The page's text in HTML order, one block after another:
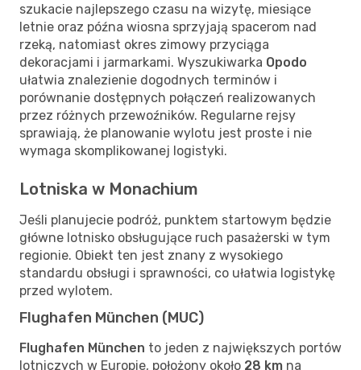
szukacie najlepszego czasu na wizytę, miesiące
letnie oraz późna wiosna sprzyjają spacerom nad
rzeką, natomiast okres zimowy przyciąga
dekoracjami i jarmarkami. Wyszukiwarka Opodo
ułatwia znalezienie dogodnych terminów i
porównanie dostępnych połączeń realizowanych
przez różnych przewoźników. Regularne rejsy
sprawiają, że planowanie wylotu jest proste i nie
wymaga skomplikowanej logistyki.
Lotniska w Monachium
Jeśli planujecie podróż, punktem startowym będzie
główne lotnisko obsługujące ruch pasażerski w tym
regionie. Obiekt ten jest znany z wysokiego
standardu obsługi i sprawności, co ułatwia logistykę
przed wylotem.
Flughafen München (MUC)
Flughafen München to jeden z największych portów
lotniczych w Europie, położony około 28 km na